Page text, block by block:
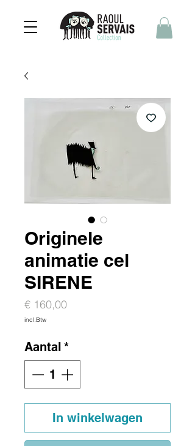
Originele
animatie cel
SIRENE
€ 160,00Prijs
incl.Btw
Aantal *
In winkelwagen